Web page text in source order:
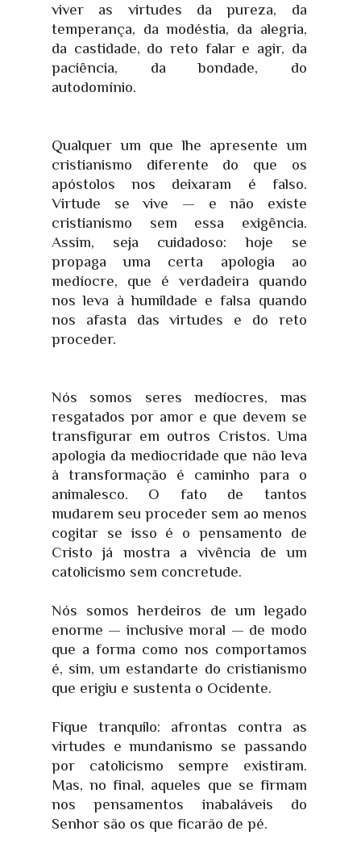
viver as virtudes da pureza, da
temperança, da modéstia, da alegria,
da castidade, do reto falar e agir, da
paciência, da bondade, do
autodomínio.
Qualquer um que lhe apresente um
cristianismo diferente do que os
apóstolos nos deixaram é falso.
Virtude se vive — e não existe
cristianismo sem essa exigência.
Assim, seja cuidadoso: hoje se
propaga uma certa apologia ao
medíocre, que é verdadeira quando
nos leva à humildade e falsa quando
nos afasta das virtudes e do reto
proceder.
Nós somos seres medíocres, mas
resgatados por amor e que devem se
transfigurar em outros Cristos. Uma
apologia da mediocridade que não leva
à transformação é caminho para o
animalesco. O fato de tantos
mudarem seu proceder sem ao menos
cogitar se isso é o pensamento de
Cristo já mostra a vivência de um
catolicismo sem concretude.
Nós somos herdeiros de um legado
enorme — inclusive moral — de modo
que a forma como nos comportamos
é, sim, um estandarte do cristianismo
que erigiu e sustenta o Ocidente.
Fique tranquilo: afrontas contra as
virtudes e mundanismo se passando
por catolicismo sempre existiram.
Mas, no final, aqueles que se firmam
nos pensamentos inabaláveis do
Senhor são os que ficarão de pé.